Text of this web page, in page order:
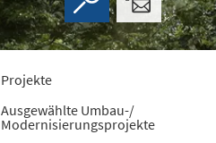
Projekte
Ausgewählte Umbau-/
Modernisierungsprojekte